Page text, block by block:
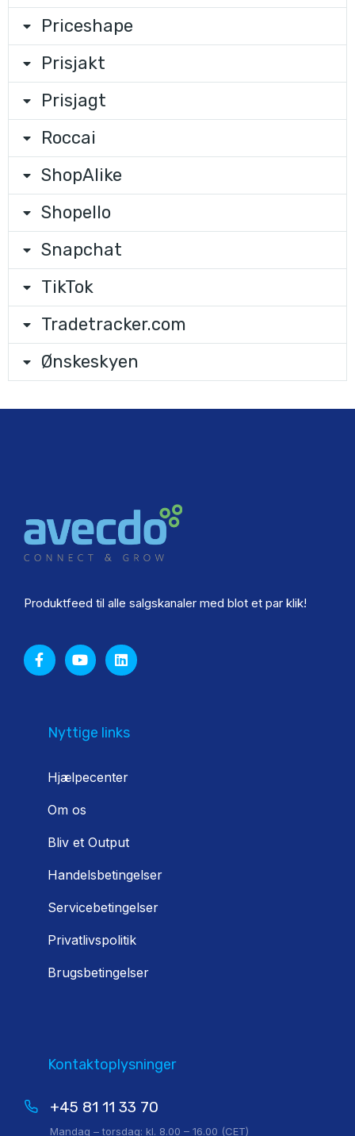
Priceshape
Prisjakt
Prisjagt
Roccai
ShopAlike
Shopello
Snapchat
TikTok
Tradetracker.com
Ønskeskyen
Produktfeed til alle salgskanaler med blot et par klik!
Nyttige links
Hjælpecenter
Om os
Bliv et Output
Handelsbetingelser
Servicebetingelser
Privatlivspolitik
Brugsbetingelser
Kontaktoplysninger
+45 81 11 33 70
Mandag – torsdag: kl. 8.00 – 16.00 (CET)